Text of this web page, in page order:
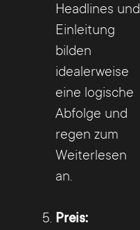
Headlines und
Einleitung
bilden
idealerweise
eine logische
Abfolge und
regen zum
Weiterlesen
an.
Preis: